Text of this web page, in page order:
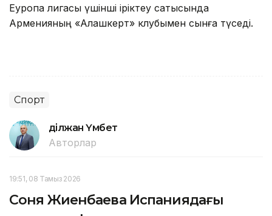
Еуропа лигасы үшінші іріктеу сатысында
Арменияның «Алашкерт» клубымен сынға түседі.
Спорт
Әділжан Үмбет
Авторлар
19:51, 08 Тамыз 2026
Соня Жиенбаева Испаниядағы